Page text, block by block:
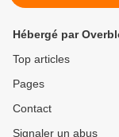
Hébergé par
Top articles
Pages
Contact
Signaler un abus